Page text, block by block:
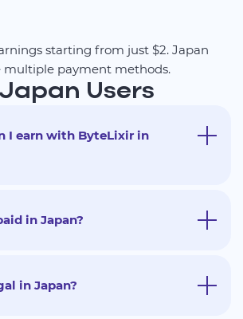
starting from just $2. Japan
multiple payment methods.
Users
I earn with ByteLixir in
in Japan?
in Japan?